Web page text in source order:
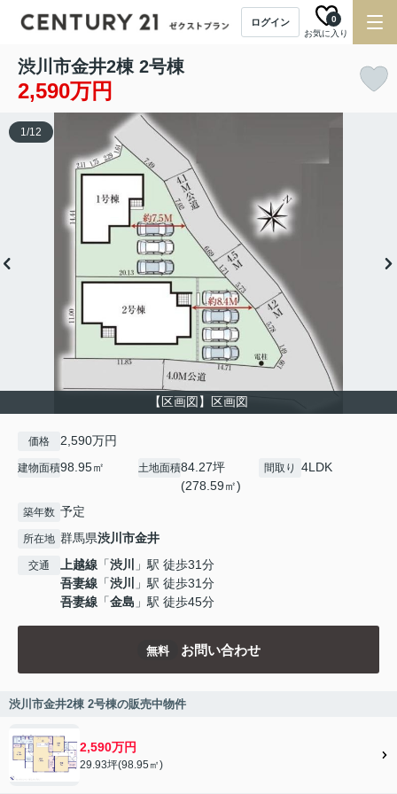
ログイン
お気に入り
0
渋川市金井2棟 2号棟
2,590万円
【区画図】区画図
1/12
価格 2,590万円
建物面積98.95㎡ 土地面積84.27坪
(278.59㎡)
間取り 4LDK
築年数 予定
所在地 群馬県渋川市金井
交通 上越線 「渋川
」駅 徒歩31分
吾妻線 「渋川
」駅 徒歩31分
吾妻線 「金島 」駅 徒歩45分
無料 お問い合わせ
渋川市金井2棟 2号棟の販売中物件
2,590万円
29.93坪(98.95㎡)